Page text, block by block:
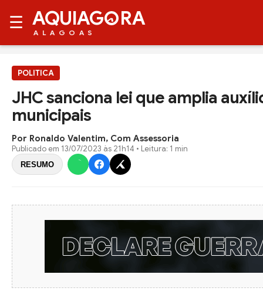
☰ AQUIAG RA
ALAGOAS
POLITICA
JHC sanciona lei que amplia
municipais
Por Ronaldo Valentim, Com Assessoria
Publicado em 13/07/2023 às 21h14 • Leitura: 1 min
RESUMO